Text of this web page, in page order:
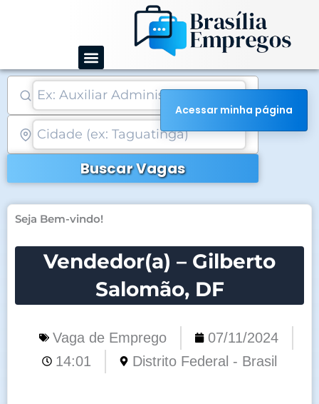
conteúdo
Buscar Vagas
Seja Bem-vindo!
Vendedor(a) – Gilberto
Salomão, DF
Vaga de Emprego
07/11/2024
14:01
Distrito Federal - Brasil
Acessar minha página